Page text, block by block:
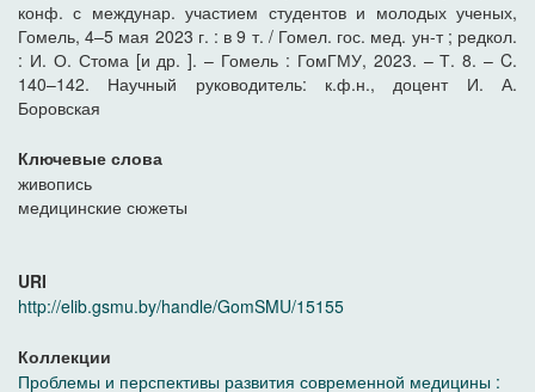
конф. с междунар. участием студентов и молодых ученых,
Гомель, 4–5 мая 2023 г. : в 9 т. / Гомел. гос. мед. ун-т ; редкол.
: И. О. Стома [и др. ]. – Гомель : ГомГМУ, 2023. – Т. 8. – C.
140–142. Научный руководитель: к.ф.н., доцент И. А.
Боровская
Ключевые слова
живопись
медицинские сюжеты
URI
http://elib.gsmu.by/handle/GomSMU/15155
Коллекции
Проблемы и перспективы развития современной медицины :